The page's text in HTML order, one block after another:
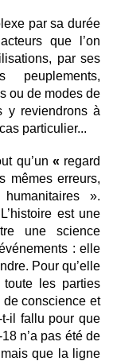
par sa durée
que l’on
par ses
peuplements,
ou de modes de
y reviendrons à
particulier...
qu’un « regard
mêmes erreurs,
».
est une
une science
: elle
Pour qu’elle
les parties
conscience et
t-il fallu pour que
n’a pas été de
que la ligne